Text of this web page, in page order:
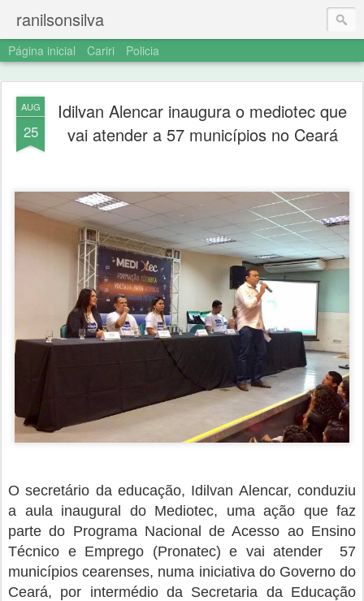
ranilsonsilva
Página inicial Cariri Policia
AUG
25
Idilvan Alencar inaugura o mediotec que
vai atender a 57 municípios no Ceará
O secretário da educação, Idilvan Alencar, conduziu
a aula inaugural do Mediotec, uma ação que faz
parte do Programa Nacional de Acesso ao Ensino
Técnico e Emprego (Pronatec) e vai atender 57
municípios cearenses, numa iniciativa do Governo do
Ceará, por intermédio da Secretaria da Educação